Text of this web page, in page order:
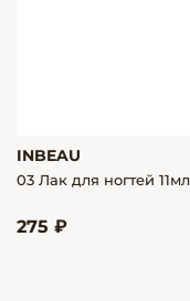
INBEAU
03 Лак для ногтей
275 ₽